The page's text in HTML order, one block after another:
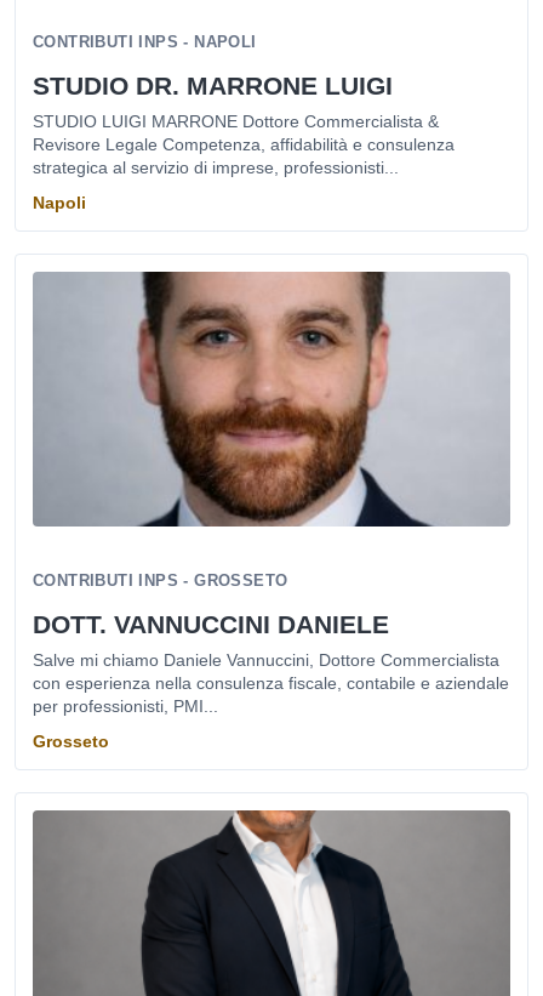
CONTRIBUTI INPS - NAPOLI
STUDIO DR. MARRONE LUIGI
STUDIO LUIGI MARRONE Dottore Commercialista &
Revisore Legale Competenza, affidabilità e consulenza
strategica al servizio di imprese, professionisti...
Napoli
CONTRIBUTI INPS - GROSSETO
DOTT. VANNUCCINI DANIELE
Salve mi chiamo Daniele Vannuccini, Dottore Commercialista
con esperienza nella consulenza fiscale, contabile e aziendale
per professionisti, PMI...
Grosseto